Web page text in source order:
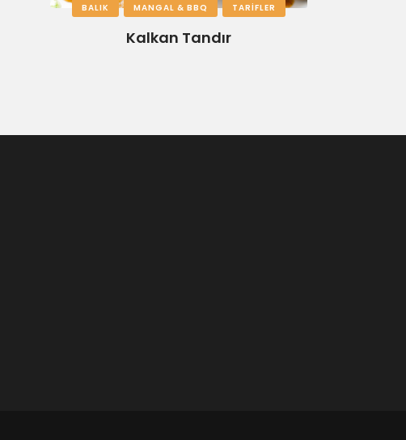
BALIK MANGAL & BBQ TARIFLER
Kalkan Tandır